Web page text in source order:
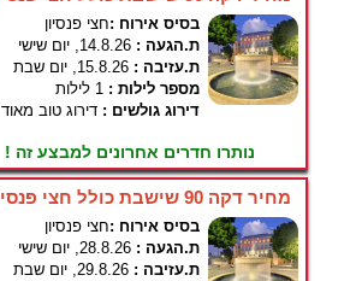
בסיס אירוח :חצי פנסיון
ת.הגעה : 14.8.26, יום שישי
ת.עזיבה : 15.8.26, יום שבת
מספר לילות : 1 לילות
דירוג גולשים : דירוג טוב מאוד
נותרו חדרים אחרונים למבצע זה !
מחיר דקה 90 שישבת כולל חצי פנסיון ועזיבה במוצ``ש
בסיס אירוח :חצי פנסיון
ת.הגעה : 28.8.26, יום שישי
ת.עזיבה : 29.8.26, יום שבת